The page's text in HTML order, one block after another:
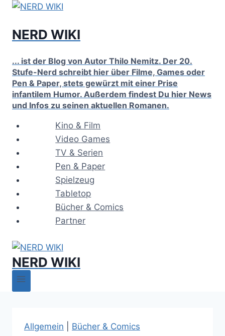
Zum
springen
NERD WIKI
... ist der Blog von Autor Thilo Nemitz. Der 20.
Stufe-Nerd schreibt hier über Filme, Games oder
Pen & Paper, stets gewürzt mit einer Prise
infantilem Humor. Außerdem findest Du hier News
und Infos zu seinen aktuellen Romanen.
Kino & Film
Video Games
TV & Serien
Pen & Paper
Spielzeug
Tabletop
Bücher & Comics
Partner
NERD WIKI
Allgemein Bücher & Comics